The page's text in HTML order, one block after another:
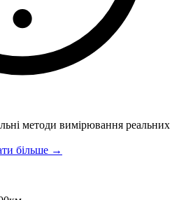
методи вимірювання реальних
більше →